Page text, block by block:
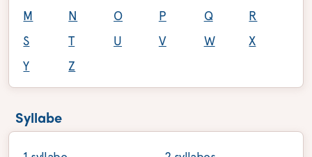
M
N O P Q
R
S
T U V W
X
Y
Z
Syllabe